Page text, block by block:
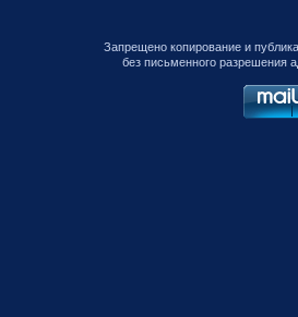
Запрещено копирование и
без письменного разрешения